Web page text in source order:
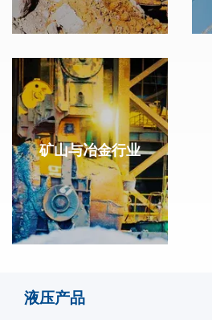
矿山与冶金行业
液压产品